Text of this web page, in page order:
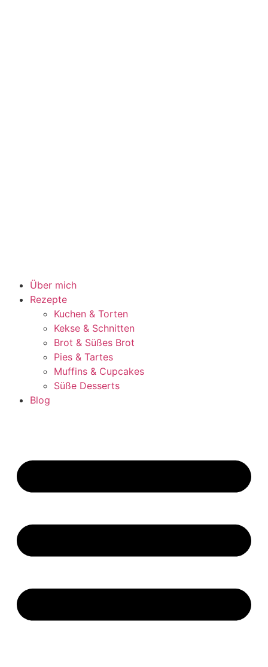
Über mich
Rezepte
Kuchen & Torten
Kekse & Schnitten
Brot & Süßes Brot
Pies & Tartes
Muffins & Cupcakes
Süße Desserts
Blog